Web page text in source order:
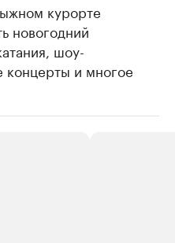
курорте
новогодний
шоу-
концерты и многое